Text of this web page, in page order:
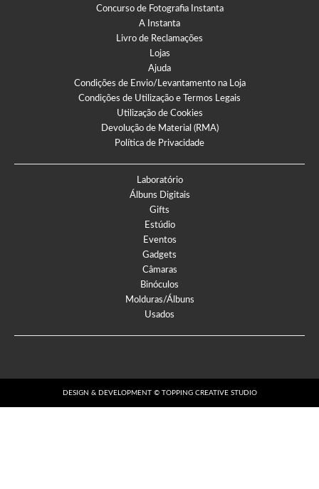
Concurso de Fotografia Instanta
A Instanta
Livro de Reclamações
Lojas
Ajuda
Condições de Envio/Levantamento na Loja
Condições de Utilização e Termos Legais
Utilização de Cookies
Devolução de Material (RMA)
Política de Privacidade
Laboratório
Álbuns Digitais
Gifts
Estúdio
Eventos
Gadgets
Câmaras
Binóculos
Molduras/Álbuns
Usados
DESIGN & DEVELOPMENT © TOPPING CREATIVE STUDIO